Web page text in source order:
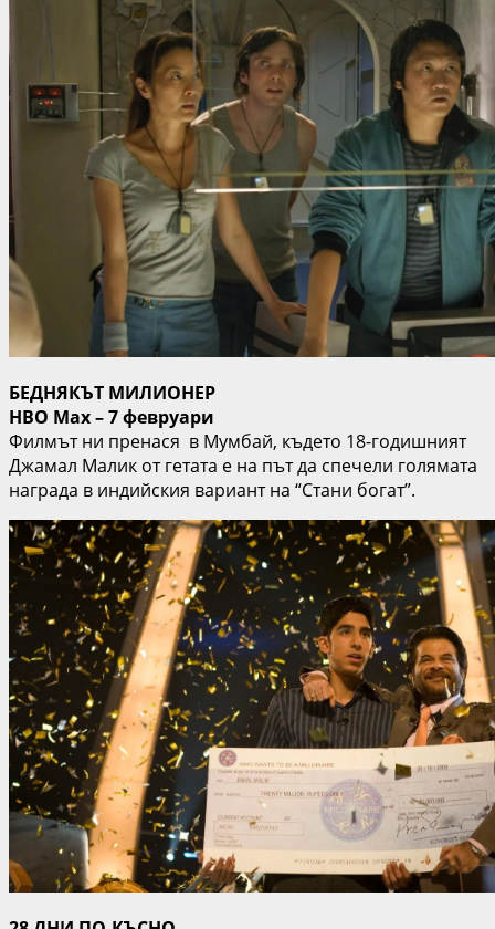
БЕДНЯКЪТ МИЛИОНЕР
HBO Max – 7 февруари
Филмът ни пренася в Мумбай, където 18-годишният
Джамал Малик от гетата е на път да спечели голямата
награда в индийския вариант на “Стани богат”.